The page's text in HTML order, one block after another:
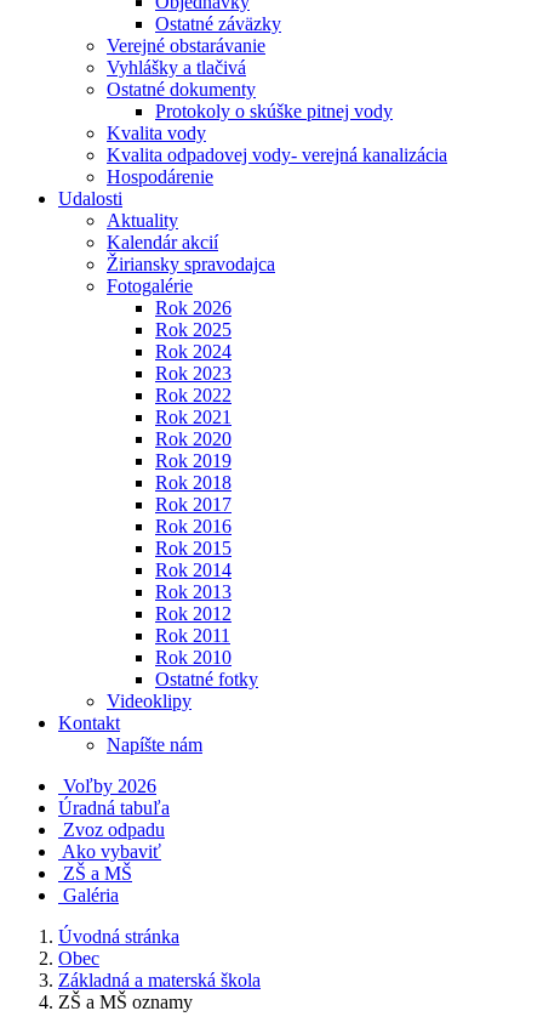
Ostatné záväzky
Verejné obstarávanie
Vyhlášky a tlačivá
Ostatné dokumenty
Protokoly o skúške pitnej vody
Kvalita vody
Kvalita odpadovej vody- verejná kanalizácia
Hospodárenie
Udalosti
Aktuality
Kalendár akcií
Žiriansky spravodajca
Fotogalérie
Rok 2026
Rok 2025
Rok 2024
Rok 2023
Rok 2022
Rok 2021
Rok 2020
Rok 2019
Rok 2018
Rok 2017
Rok 2016
Rok 2015
Rok 2014
Rok 2013
Rok 2012
Rok 2011
Rok 2010
Ostatné fotky
Videoklipy
Kontakt
Napíšte nám
Voľby 2026
Úradná tabuľa
Zvoz odpadu
Ako vybaviť
ZŠ a MŠ
Galéria
Úvodná stránka
Obec
Základná a materská škola
ZŠ a MŠ oznamy